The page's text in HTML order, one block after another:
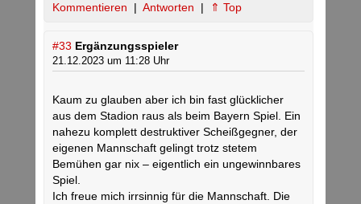
Kommentieren | Antworten | ⇑ Top
#33 Ergänzungsspieler
21.12.2023 um 11:28 Uhr
Kaum zu glauben aber ich bin fast glücklicher
aus dem Stadion raus als beim Bayern Spiel. Ein
nahezu komplett destruktiver Scheißgegner, der
eigenen Mannschaft gelingt trotz stetem
Bemühen gar nix – eigentlich ein ungewinnbares
Spiel.
Ich freue mich irrsinnig für die Mannschaft. Die